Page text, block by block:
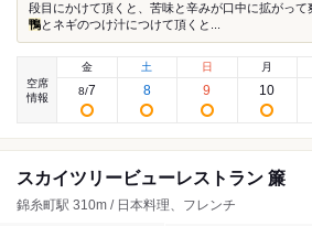
段目にかけて頂くと、苦味と辛みが口中に拡がっ
鴨とネギのつけ汁につけて頂くと...
空席
情報
金
8/7
土
8
日
9
月
10
スカイツリービューレストラン 簾
錦糸町駅 310m / 日本料理、フレンチ